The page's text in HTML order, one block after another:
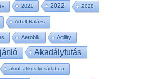
2021 2022 2028
Adolf Balázs
Aerobik Agility
Akadályfutás
akrobatikus kosárlabda